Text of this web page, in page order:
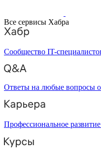
Все сервисы Хабра
Сообщество IT-
Ответы на любые вопросы
Профессиональное